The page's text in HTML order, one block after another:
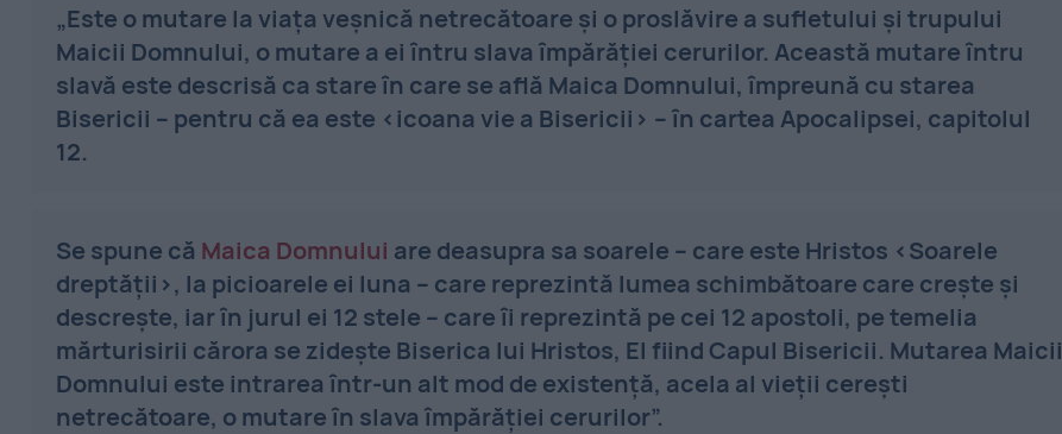
„Este o mutare la viața veșnică netrecătoare și o proslăvire a sufletului și trupului
Maicii Domnului, o mutare a ei întru slava împărăției cerurilor. Această mutare întru
slavă este descrisă ca stare în care se află Maica Domnului, împreună cu starea
Bisericii – pentru că ea este ‹icoana vie a Bisericii› – în cartea Apocalipsei, capitolul
12.
Se spune că Maica Domnului are deasupra sa soarele – care este Hristos ‹Soarele
dreptății›, la picioarele ei luna – care reprezintă lumea schimbătoare care crește și
descrește, iar în jurul ei 12 stele – care îi reprezintă pe cei 12 apostoli, pe temelia
mărturisirii cărora se zidește Biserica lui Hristos, El fiind Capul Bisericii. Mutarea Maicii
Domnului este intrarea într-un alt mod de existență, acela al vieții cerești
netrecătoare, o mutare în slava împărăției cerurilor”.